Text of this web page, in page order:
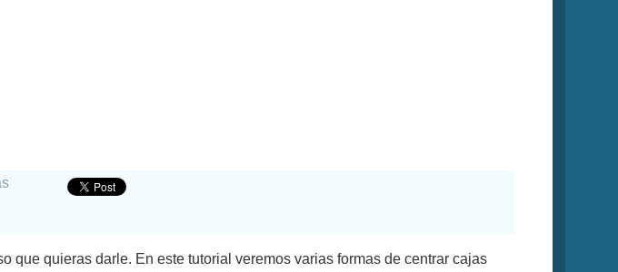
que quieras darle. En este tutorial veremos varias formas de centrar cajas